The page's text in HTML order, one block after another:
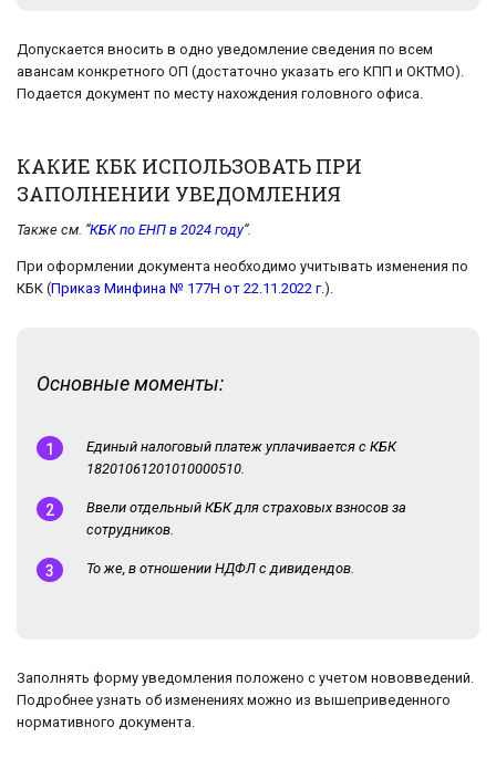
Допускается вносить в одно уведомление сведения по всем
авансам конкретного ОП (достаточно указать его КПП и ОКТМО).
Подается документ по месту нахождения головного офиса.
КАКИЕ КБК ИСПОЛЬЗОВАТЬ ПРИ
ЗАПОЛНЕНИИ УВЕДОМЛЕНИЯ
Также см. “КБК по ЕНП в 2024 году“.
При оформлении документа необходимо учитывать изменения по
КБК (Приказ Минфина № 177Н от 22.11.2022 г.).
Основные моменты:
Единый налоговый платеж уплачивается с КБК
18201061201010000510.
Ввели отдельный КБК для страховых взносов за
сотрудников.
То же, в отношении НДФЛ с дивидендов.
Заполнять форму уведомления положено с учетом нововведений.
Подробнее узнать об изменениях можно из вышеприведенного
нормативного документа.